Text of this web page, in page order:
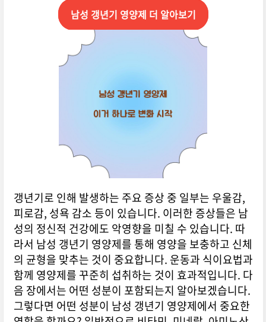
남성 갱년기 영양제 더 알아보기
갱년기로 인해 발생하는 주요 증상 중 일부는 우울감,
피로감, 성욕 감소 등이 있습니다. 이러한 증상들은 남
성의 정신적 건강에도 악영향을 미칠 수 있습니다. 따
라서 남성 갱년기 영양제를 통해 영양을 보충하고 신체
의 균형을 맞추는 것이 중요합니다. 운동과 식이요법과
함께 영양제를 꾸준히 섭취하는 것이 효과적입니다. 다
음 장에서는 어떤 성분이 포함되는지 알아보겠습니다.
그렇다면 어떤 성분이 남성 갱년기 영양제에서 중요한